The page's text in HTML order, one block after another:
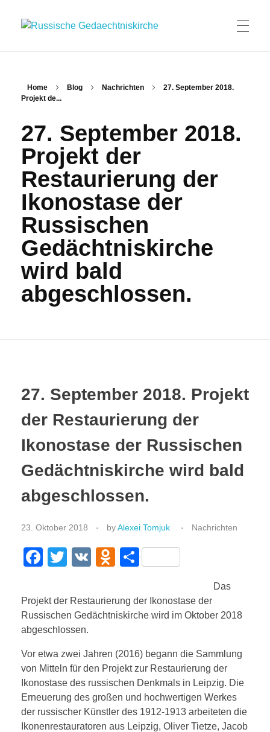
GOTTESDIENSTE
GEMEINDE
Besucherinformation
Kontakt
Das Projekt der Ikonenwand
Geschichte
in Europa
in Deutschland
in Leipzig
Fotos
Ansichten
РУССКИЙ
УКРАЇНСЬКА
Home Blog Nachrichten
27. September 2018.
Projekt de...
27. September 2018.
Projekt der
Restaurierung der
Ikonostase der
Russischen
Gedächtniskirche
wird bald
abgeschlossen.
27. September 2018. Projekt
der Restaurierung der
Ikonostase der Russischen
Gedächtniskirche wird bald
abgeschlossen.
23. Oktober 2018 byAlexei Tomjuk Nachrichten
F
c
e
b
o
o
k
T
tt
er
V
O
n
o
a
ss
ni
ki
T
e
n
Das
Projekt der Restaurierung der Ikonostase der
Russischen Gedächtniskirche wird im Oktober 2018
abgeschlossen.
Vor etwa zwei Jahren (2016) begann die Sammlung
von Mitteln für den Projekt zur Restaurierung der
Ikonostase des russischen Denkmals in Leipzig. Die
Erneuerung des großen und hochwertigen Werkes
der russischer Künstler des 1912-1913 arbeiteten die
Ikonenrestauratoren aus Leipzig, Oliver Tietze, Jacob